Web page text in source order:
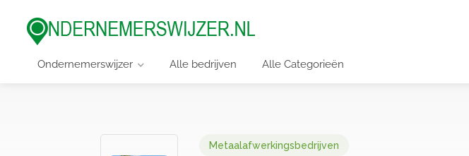
Ondernemerswijzer Alle bedrijven Alle Categorieën
Metaalafwerkingsbedrijven